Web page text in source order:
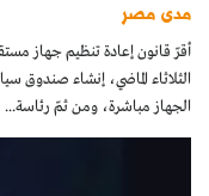
مدى مصر
أقرّ قانون إعادة تنظيم جهاز
الثلاثاء الماضي، إنشاء صندوق
الجهاز مباشرة، ومن ثمّ رئاسة...